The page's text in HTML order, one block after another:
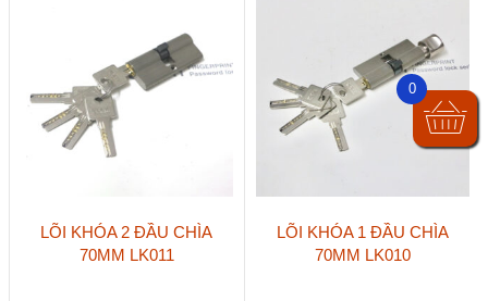
LÕI KHÓA 2 ĐẦU CHÌA
70MM LK011
LÕI KHÓA 1 ĐẦU CHÌA
70MM LK010
0